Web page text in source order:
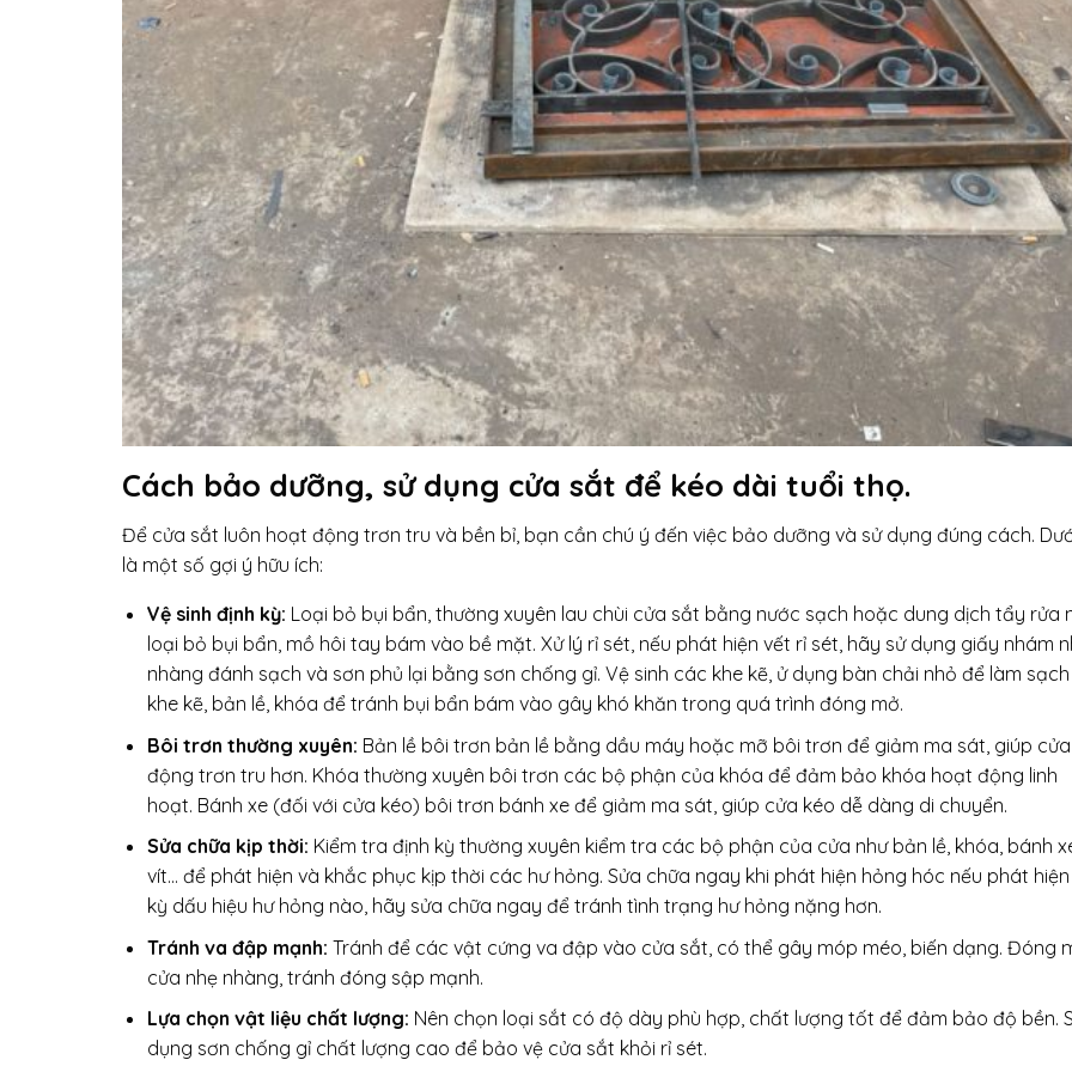
Cách bảo dưỡng, sử dụng cửa sắt để kéo dài tuổi thọ.
Để cửa sắt luôn hoạt động trơn tru và bền bỉ, bạn cần chú ý đến việc bảo dưỡng và sử dụng đúng cách.
là một số gợi ý hữu ích:
Vệ sinh định kỳ: Loại bỏ bụi bẩn, thường xuyên lau chùi cửa sắt bằng nước sạch hoặc dung dịch tẩy rửa
loại bỏ bụi bẩn, mồ hôi tay bám vào bề mặt. Xử lý rỉ sét, nếu phát hiện vết rỉ sét, hãy sử dụng giấy nhám
nhàng đánh sạch và sơn phủ lại bằng sơn chống gỉ. Vệ sinh các khe kẽ, ử dụng bàn chải nhỏ để làm
khe kẽ, bản lề, khóa để tránh bụi bẩn bám vào gây khó khăn trong quá trình đóng mở.
Bôi trơn thường xuyên: Bản lề bôi trơn bản lề bằng dầu máy hoặc mỡ bôi trơn để giảm ma sát, giúp
động trơn tru hơn. Khóa thường xuyên bôi trơn các bộ phận của khóa để đảm bảo khóa hoạt động linh
hoạt. Bánh xe (đối với cửa kéo) bôi trơn bánh xe để giảm ma sát, giúp cửa kéo dễ dàng di chuyển.
Sửa chữa kịp thời: Kiểm tra định kỳ thường xuyên kiểm tra các bộ phận của cửa như bản lề, khóa, bánh
vít… để phát hiện và khắc phục kịp thời các hư hỏng. Sửa chữa ngay khi phát hiện hỏng hóc nếu phát
kỳ dấu hiệu hư hỏng nào, hãy sửa chữa ngay để tránh tình trạng hư hỏng nặng hơn.
Tránh va đập mạnh: Tránh để các vật cứng va đập vào cửa sắt, có thể gây móp méo, biến dạng. Đóng
cửa nhẹ nhàng, tránh đóng sập mạnh.
Lựa chọn vật liệu chất lượng: Nên chọn loại sắt có độ dày phù hợp, chất lượng tốt để đảm bảo độ bền.
dụng sơn chống gỉ chất lượng cao để bảo vệ cửa sắt khỏi rỉ sét.